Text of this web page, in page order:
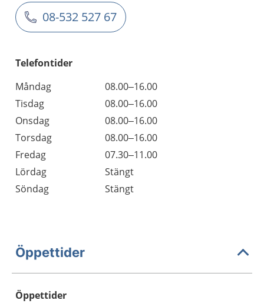
08-532 527 67
Telefontider
Måndag
08.00–16.00
Tisdag
08.00–16.00
Onsdag
08.00–16.00
Torsdag
08.00–16.00
Fredag
07.30–11.00
Lördag
Stängt
Söndag
Stängt
Öppettider
Öppettider